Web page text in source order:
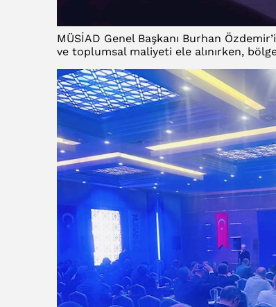
MÜSİAD Genel Başkanı Burhan
ve toplumsal maliyeti ele alınırken,